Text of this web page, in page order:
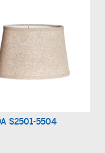
S2501-5504